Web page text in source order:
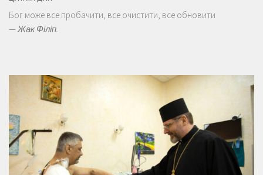
Бог може все пробачити, все очистити, все обновити
—Жак Філіп.